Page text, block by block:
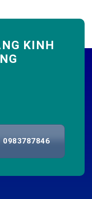
KINH
0983787846